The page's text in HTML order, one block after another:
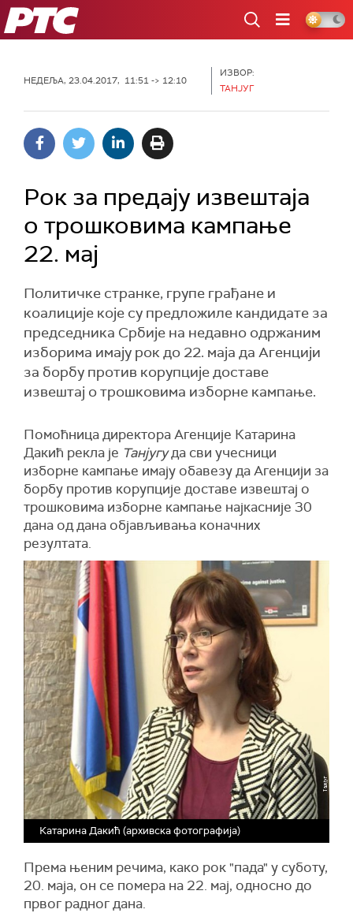
РТС
НЕДЕЉА, 23.04.2017, 11:51 -> 12:10
ИЗВОР:
ТАНЈУГ
Рок за предају извештаја
о трошковима кампање
22. мај
Политичке странке, групе грађане и
коалиције које су предложиле кандидате за
председника Србије на недавно одржаним
изборима имају рок до 22. маја да Агенцији
за борбу против корупције доставе
извештај о трошковима изборне кампање.
Помоћница директора Агенције Катарина
Дакић рекла је Танјугуда сви учесници
изборне кампање имају обавезу да Агенцији за
борбу против корупције доставе извештај о
трошковима изборне кампање најкасније 30
дана од дана објављивања коначних
резултата.
Катарина Дакић (архивска фотографија)
Према њеним речима, како рок "пада" у суботу,
20. маја, он се помера на 22. мај, односно до
првог радног дана.